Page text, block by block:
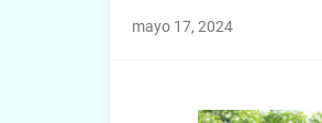
mayo 17, 2024